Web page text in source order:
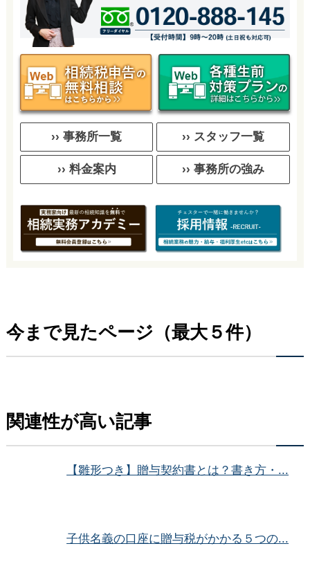
›› 事務所一覧 ›› スタッフ一覧
›› 料金案内 ›› 事務所の強み
今まで見たページ（最大５件）
関連性が高い記事
【雛形つき】贈与契約書とは？書き方・...
子供名義の口座に贈与税がかかる５つの...